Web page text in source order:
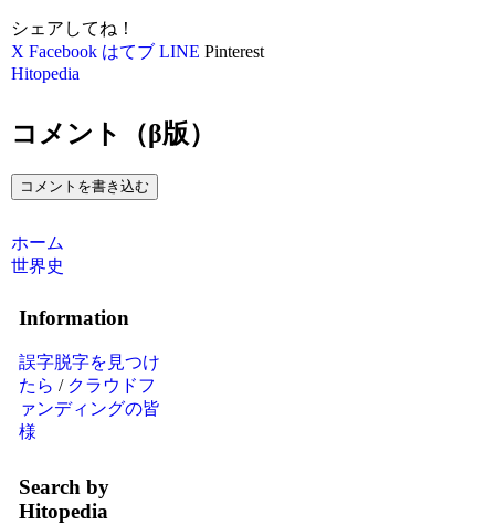
シェアしてね！
X Facebook はてブ LINE Pinterest
Hitopedia
コメント（β版）
コメントを書き込む
ホーム
世界史
Information
誤字脱字を見つけ
たら / クラウドフ
ァンディングの皆
様
Search by
Hitopedia